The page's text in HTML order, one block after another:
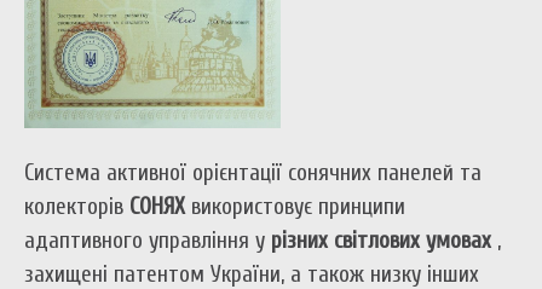
Система активної орієнтації сонячних панелей та
колекторів СОНЯХвикористовує принципи
адаптивного управління у різних світлових умовах ,
захищені патентом України, а також низку інших